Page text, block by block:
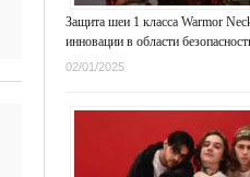
Защита шеи 1 класса Warmor
инновации в области
02/01/2025